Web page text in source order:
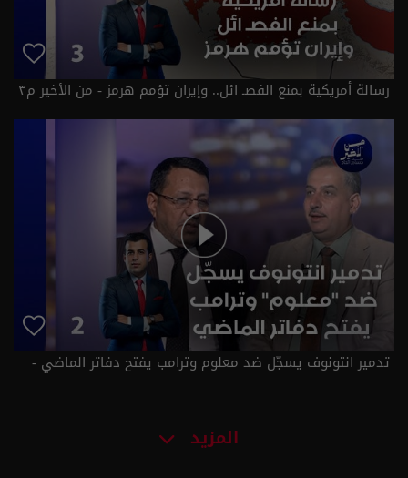
رسالة أمريكية بمنع الفصـ ائل.. وإيران تؤمم هرمز - من الأخير م٣
- حلقة ٣ | الموسم 3
تدمير انتونوف يسجّل ضد معلوم وترامب يفتح دفاتر الماضي -
المزيد